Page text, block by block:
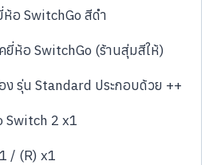
ห้อ SwitchGo สีดำ
ห้อ SwitchGo (ร้านสุ่มสีให้)
ง รุ่น Standard ประกอบด้วย ++
Switch 2 x1
/ (R) x1